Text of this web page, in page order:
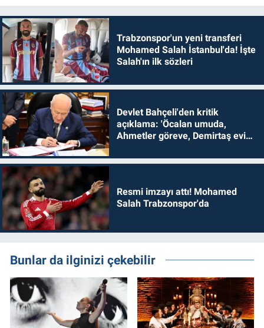
Trabzonspor'un yeni transferi
Mohamed Salah İstanbul'da! İşte
Salah'ın ilk sözleri
Devlet Bahçeli'den kritik
açıklama: 'Öcalan umuda,
Ahmetler göreve, Demirtaş evine
Resmi imzayı attı! Mohamed
Salah Trabzonspor'da
Bunlar da ilginizi çekebilir